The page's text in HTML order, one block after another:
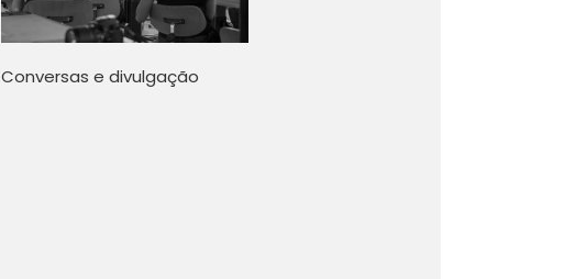
Conversas e divulgação